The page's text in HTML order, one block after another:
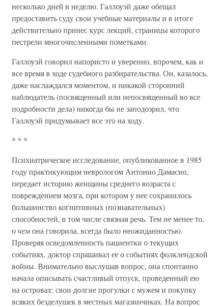
несколько дней в неделю. Галлоуэй даже обещал
предоставить суду свои учебные материалы и в итоге
действительно принес курс лекций, страницы которого
пестрели многочисленными пометками.
Галлоуэй говорил напористо и уверенно, впрочем, как и
все время в ходе судебного разбирательства. Он, казалось,
даже наслаждался моментом, и никакой сторонний
наблюдатель (посвященный или непосвященный во все
подробности дела) никогда бы не заподозрил, что
Галлоуэй придумывает все это на ходу.
* * *
Психиатрическое исследование, опубликованное в 1985
году практикующим неврологом Антонио Дамасио,
передает историю женщины среднего возраста с
повреждением мозга, при котором у нее сохранилось
большинство когнитивных (познавательных)
способностей, в том числе связная речь. Тем не менее то,
о чемона говорила, всегда было неожиданностью.
Проверяя осведомленность пациентки о текущих
событиях, доктор спрашивал ее о событиях фолклендской
войны. Внимательно выслушав вопрос, она спонтанно
начала описывать счастливый отпуск, проведенный ею
на островах: свои долгие прогулки с мужем и покупку
всяких безделушек в местных магазинчиках. На вопрос